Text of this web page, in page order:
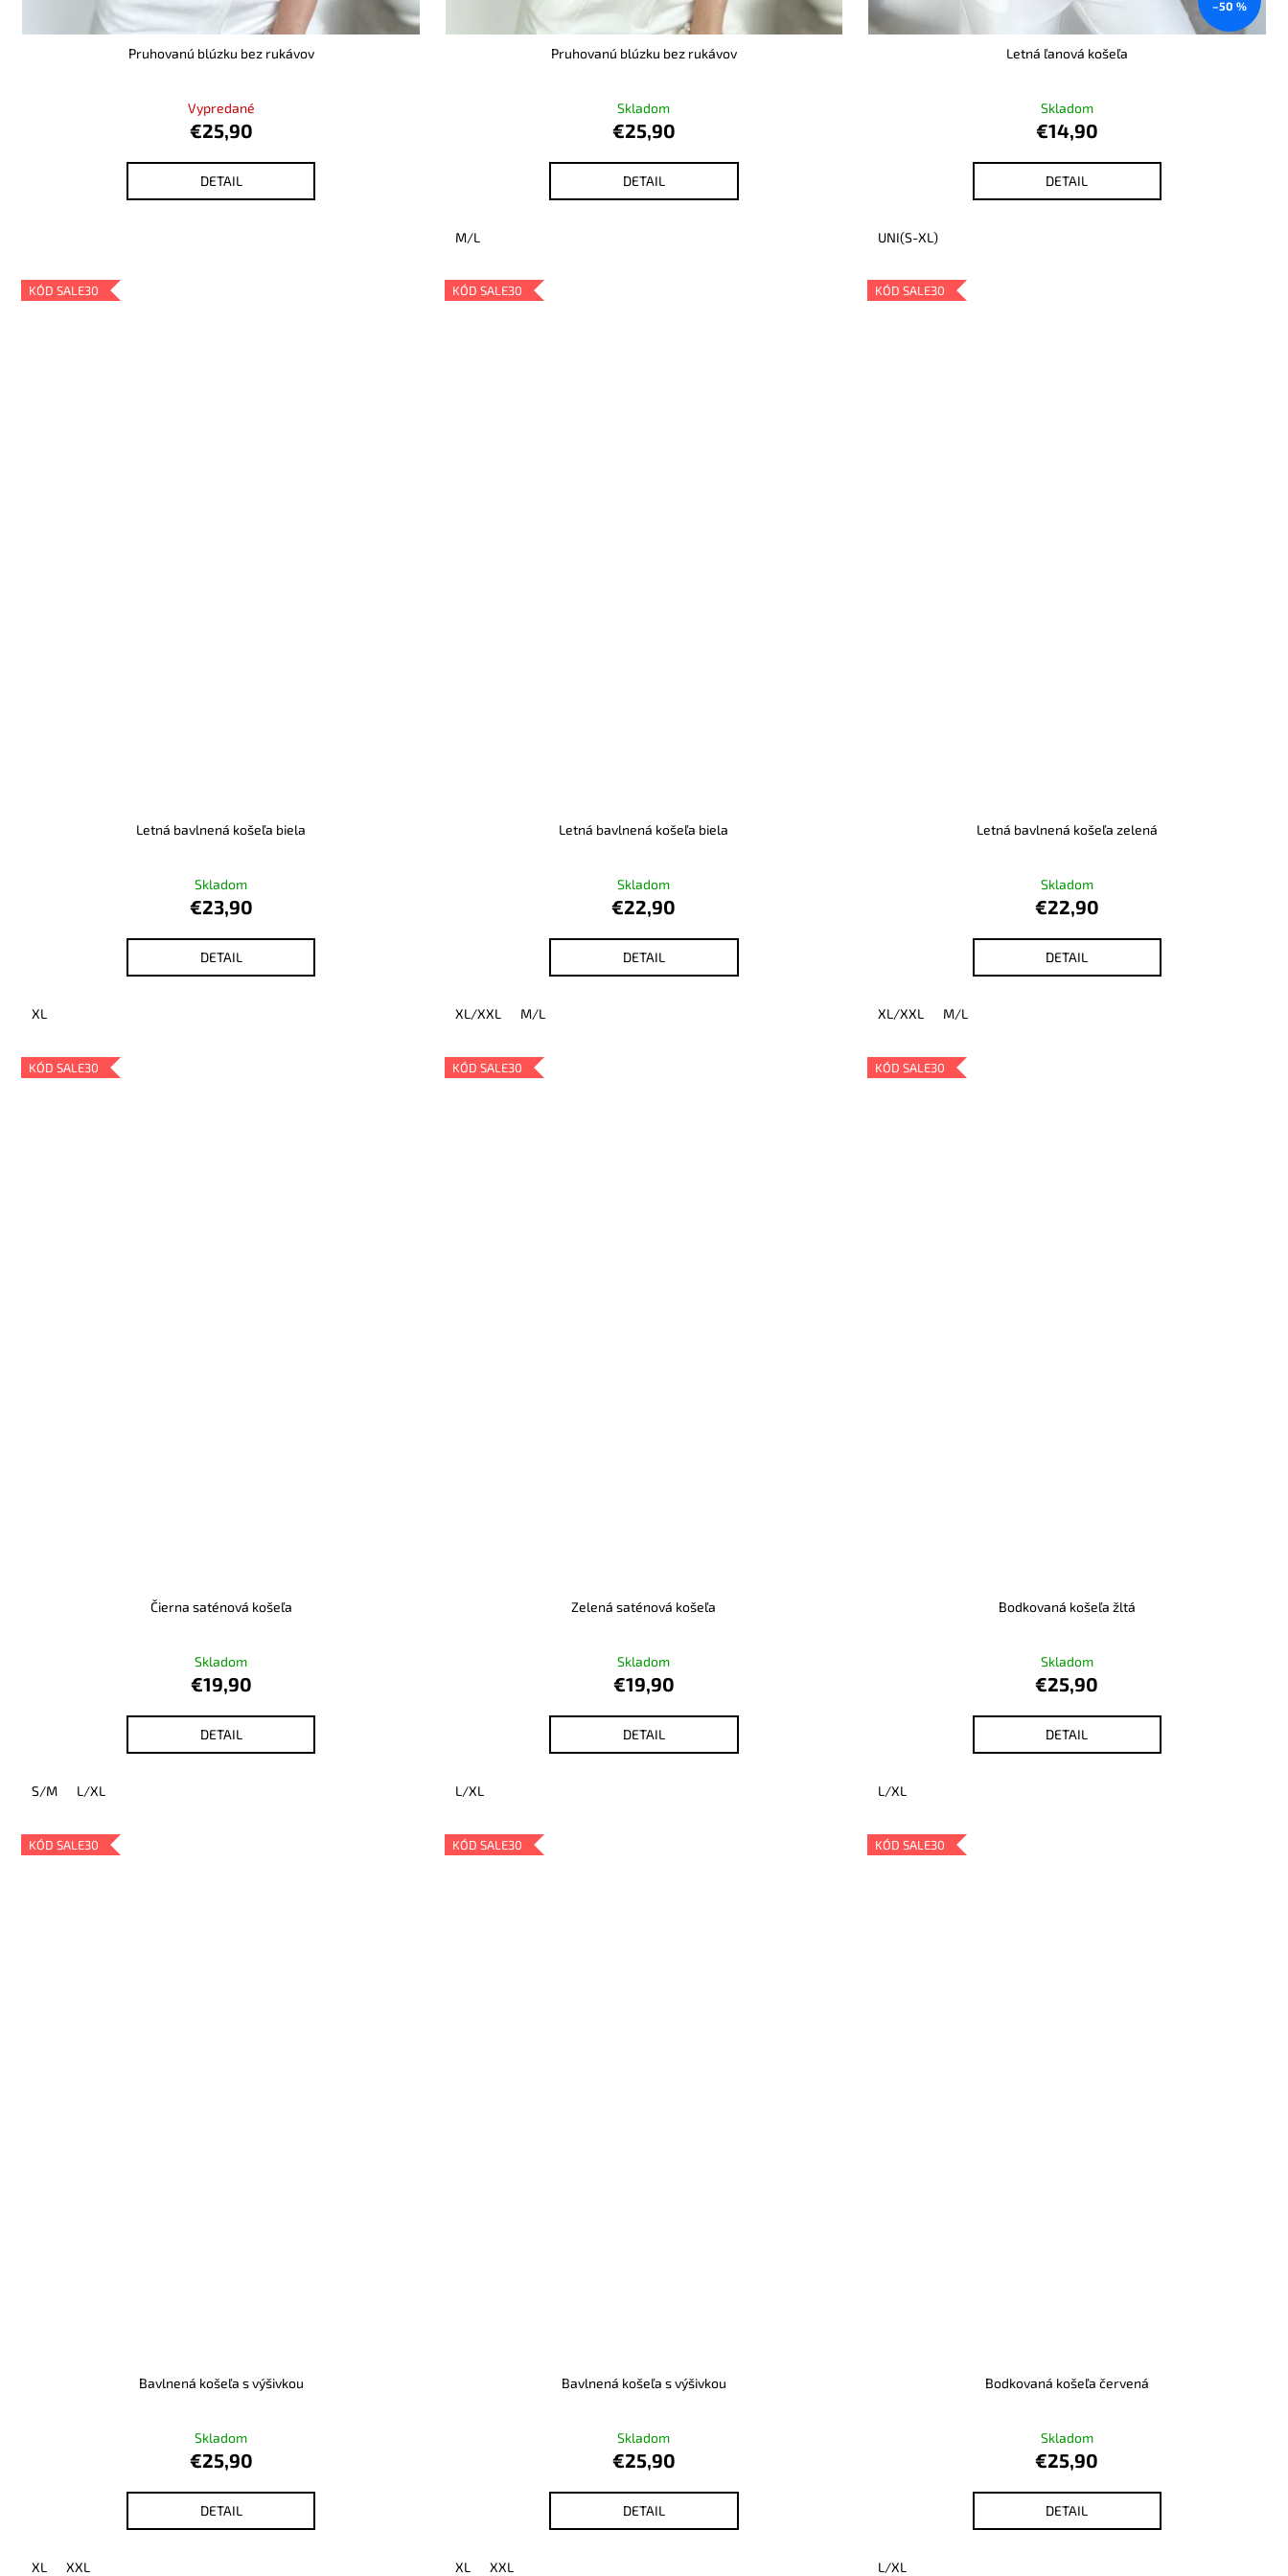
Pruhovanú blúzku bez rukávov
Vypredané
€25,90
DETAIL
Pruhovanú blúzku bez rukávov
Skladom
€25,90
DETAIL
M/L
–50 %
Letná ľanová košeľa
Skladom
€14,90
DETAIL
UNI(S-XL)
KÓD SALE30
Letná bavlnená košeľa biela
Skladom
€23,90
DETAIL
XL
KÓD SALE30
Letná bavlnená košeľa biela
Skladom
€22,90
DETAIL
XL/XXL M/L
KÓD SALE30
Letná bavlnená košeľa zelená
Skladom
€22,90
DETAIL
XL/XXL M/L
KÓD SALE30
Čierna saténová košeľa
Skladom
€19,90
DETAIL
S/M L/XL
KÓD SALE30
Zelená saténová košeľa
Skladom
€19,90
DETAIL
L/XL
KÓD SALE30
Bodkovaná košeľa žltá
Skladom
€25,90
DETAIL
L/XL
KÓD SALE30
Bavlnená košeľa s výšivkou
Skladom
€25,90
DETAIL
XL XXL
KÓD SALE30
Bavlnená košeľa s výšivkou
Skladom
€25,90
DETAIL
XL XXL
KÓD SALE30
Bodkovaná košeľa červená
Skladom
€25,90
DETAIL
L/XL